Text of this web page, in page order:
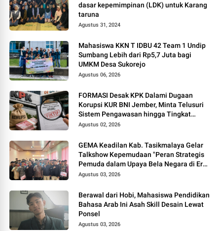
dasar kepemimpinan (LDK) untuk Karang
taruna
Agustus 31, 2024
Mahasiswa KKN T IDBU 42 Team 1 Undip
Sumbang Lebih dari Rp5,7 Juta bagi
UMKM Desa Sukorejo
Agustus 06, 2026
FORMASI Desak KPK Dalami Dugaan
Korupsi KUR BNI Jember, Minta Telusuri
Sistem Pengawasan hingga Tingkat
Direksi
Agustus 02, 2026
GEMA Keadilan Kab. Tasikmalaya Gelar
Talkshow Kepemudaan "Peran Strategis
Pemuda dalam Upaya Bela Negara di Era
Post-Truth"
Agustus 03, 2026
Berawal dari Hobi, Mahasiswa Pendidikan
Bahasa Arab Ini Asah Skill Desain Lewat
Ponsel
Agustus 03, 2026